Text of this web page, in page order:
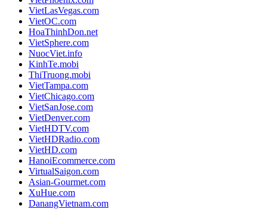
VietLasVegas.com
VietOC.com
HoaThinhDon.net
VietSphere.com
NuocViet.info
KinhTe.mobi
ThiTruong.mobi
VietTampa.com
VietChicago.com
VietSanJose.com
VietDenver.com
VietHDTV.com
VietHDRadio.com
VietHD.com
HanoiEcommerce.com
VirtualSaigon.com
Asian-Gourmet.com
XuHue.com
DanangVietnam.com